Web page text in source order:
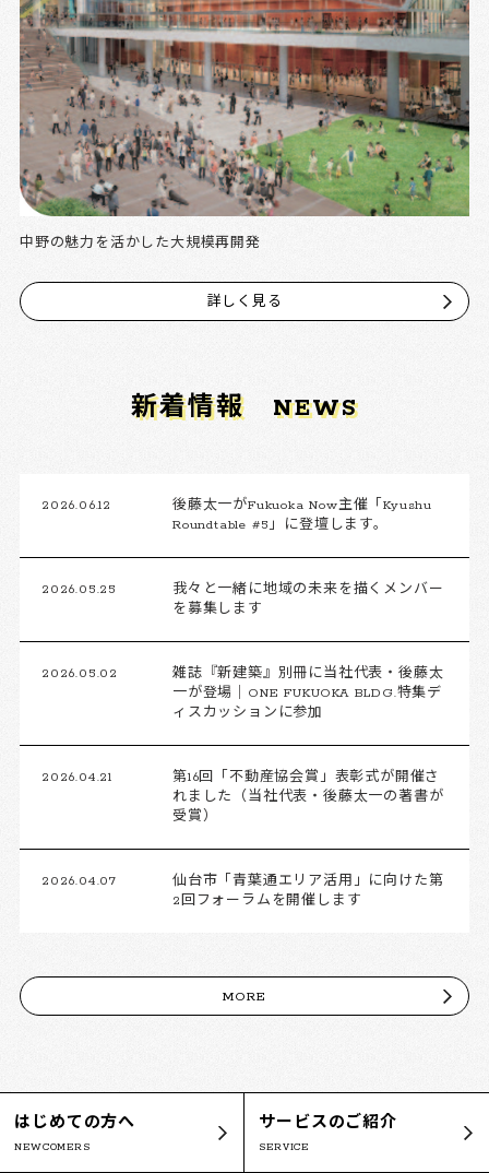
中野の魅力を活かした大規模再開発
詳しく見る
新着情報 NEWS
2026.06.12
後藤太一がFukuoka Now主催「Kyushu
Roundtable #5」に登壇します。
2026.05.25
我々と一緒に地域の未来を描くメンバー
を募集します
2026.05.02
雑誌『新建築』別冊に当社代表・後藤太
一が登場｜ONE FUKUOKA BLDG.特集デ
ィスカッションに参加
2026.04.21
第16回「不動産協会賞」表彰式が開催さ
れました（当社代表・後藤太一の著書が
受賞）
2026.04.07
仙台市「青葉通エリア活用」に向けた第
2回フォーラムを開催します
MORE
はじめての方へ
NEWCOMERS
サービスのご紹介
SERVICE